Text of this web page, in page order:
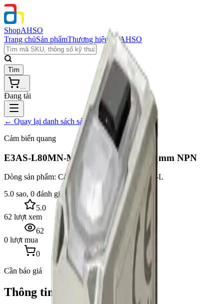
ShopAHSO
Trang chủSản phẩmThương hiệu Về AHSO
Tìm
...
Đang tải
← Quay lại danh sách sản phẩm
Cảm biến quang
E3AS-L80MN-M1TJ 0.3M – 10 – 80 mm NPN
Dòng sản phẩm: Cảm biến quang Omron E3AS-L
5.0 sao, 0 đánh giá thật
5.0
62 lượt xem
62
0 lượt mua
0
Cần báo giá
Thông tin sản phẩm